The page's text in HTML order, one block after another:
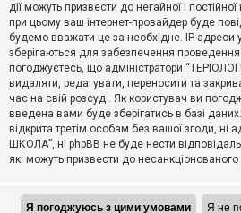
П
о
ш
у
Д
о
п
о
м
дії можуть призвести до негайної і
при цьому ваш інтернет-провайдер буде
будемо вважати це за необхідне. IP-адреси
зберігаються для забезпечення проведення
погоджуєтесь, що адміністратори
видаляти, редагувати, переносити та
час на свій розсуд . Як користувач ви
введена вами буде зберігатись в базі
відкрита третім особам без вашої згоди, ні
ШКОЛА”, ні phpBB не буде нести
які можуть призвести до несанкціонованого